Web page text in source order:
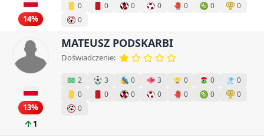
14%
0
0 0 0 0 0
0
0
13%
1
MATEUSZ PODSKARBI
Doświadczenie:
2 3 0 3 0 0
0
0
0 0 0 0 0
0
0